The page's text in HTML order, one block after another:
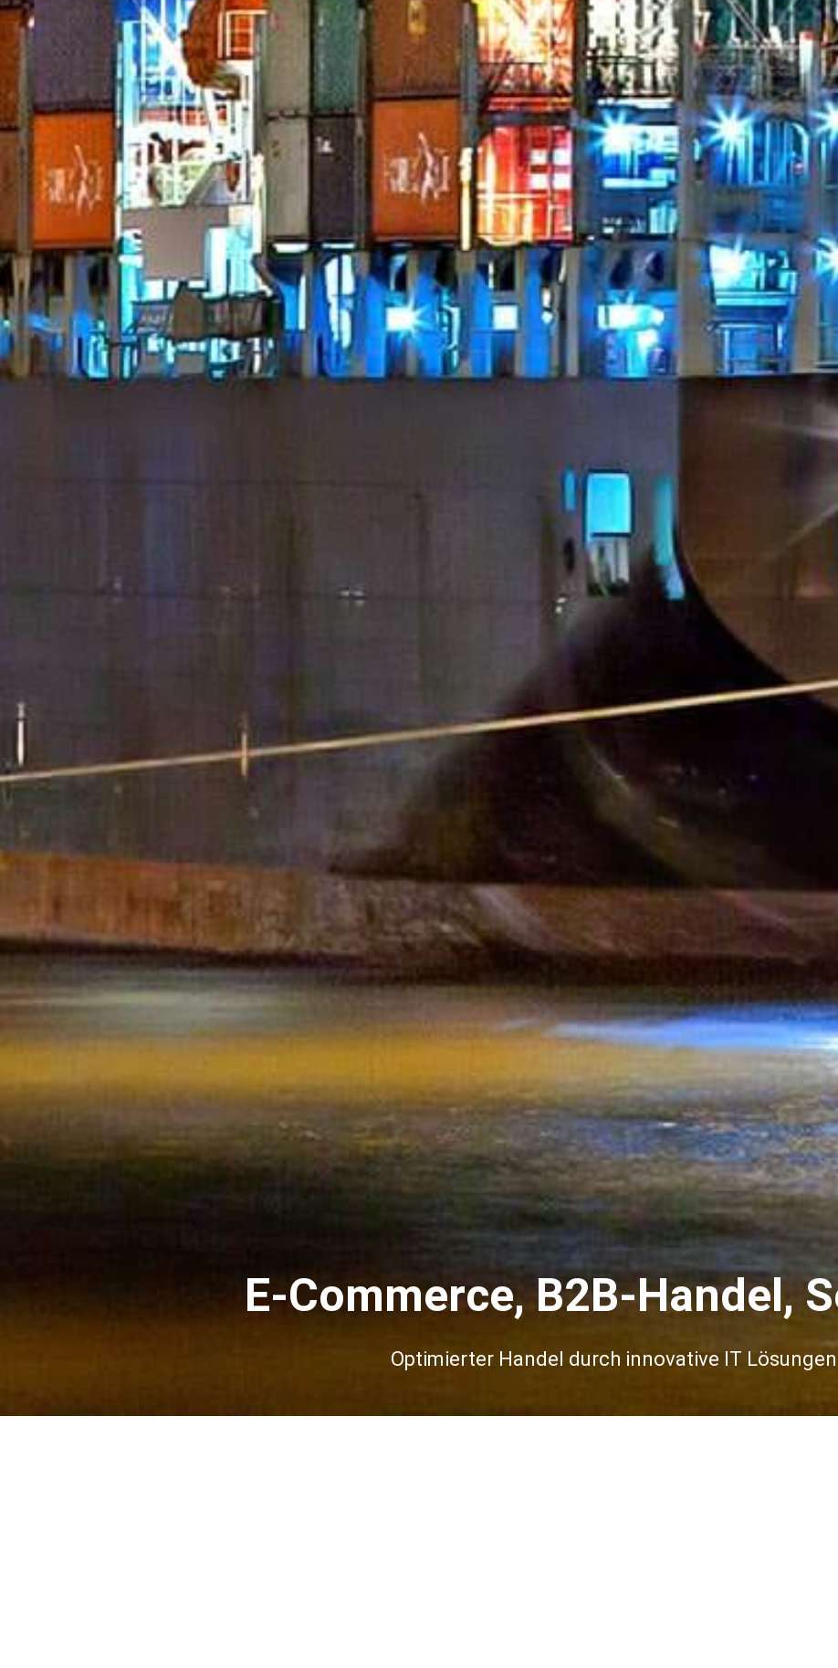
E-Commerce, B2B-Handel,
Optimierter Handel durch innovative IT Lösungen